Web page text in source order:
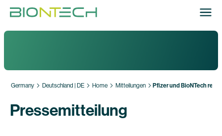
Germany Deutschland | DE Home Mitteilungen Pfizer und BioNTech
Pressemitteilung